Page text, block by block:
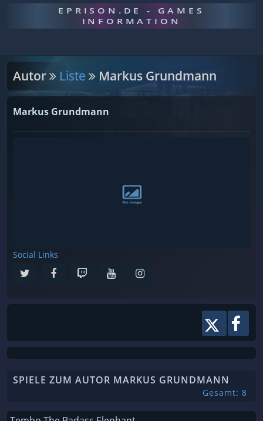
EPRISON.DE - GAMES
INFORMATION
Autor Liste Markus Grundmann
Markus Grundmann
Social Links
SPIELE ZUM AUTOR MARKUS GRUNDMANN
Gesamt: 8